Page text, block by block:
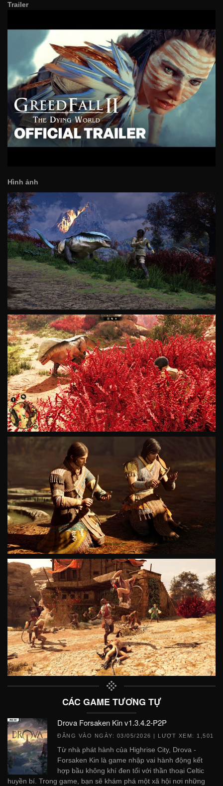
Trailer
Hình ảnh
CÁC GAME TƯƠNG TỰ
Drova Forsaken Kin v1.3.4.2-P2P
ĐĂNG VÀO NGÀY: 03/05/2026 | LƯỢT XEM: 1,501
Từ nhà phát hành của Highrise City, Drova -
Forsaken Kin là game nhập vai hành động kết
hợp bầu không khí đen tối với thần thoại Celtic
huyền bí. Trong game, bạn sẽ khám phá một xã hội nơi những